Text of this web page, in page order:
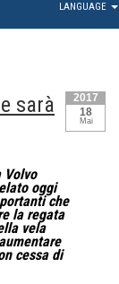
LANGUAGE
2017
18
Mai
sarà
Volvo
oggi
che
la regata
vela
cessa di